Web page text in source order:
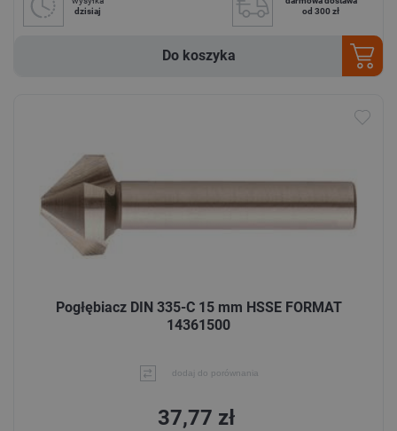
dzisiaj
od 300 zł
Do koszyka
Pogłębiacz DIN 335-C 15 mm HSSE FORMAT
14361500
dodaj do porównania
37,77 zł